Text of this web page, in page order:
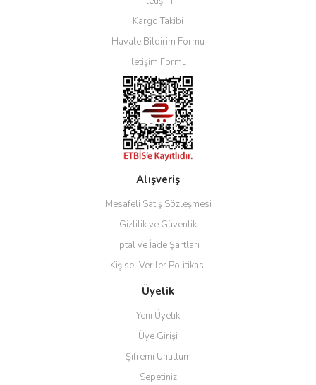
Kargo Takibi
Havale Bildirim Formu
İletişim Formu
Alışveriş
Mesafeli Satış Sözleşmesi
Gizlilik ve Güvenlik
İptal ve İade Şartları
Kişisel Veriler Politikası
Üyelik
Yeni Üyelik
Üye Girişi
Şifremi Unuttum
Sepetiniz